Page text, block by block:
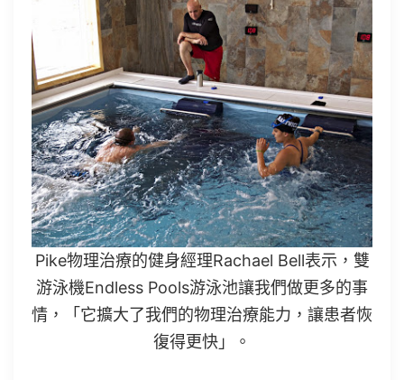
Pike物理治療的健身經理Rachael Bell表示，雙
游泳機Endless Pools游泳池讓我們做更多的事
情，「它擴大了我們的物理治療能力，讓患者恢
復得更快」。